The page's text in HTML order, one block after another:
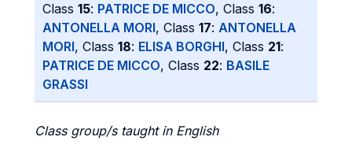
Class 15: PATRICE DE MICCO, Class 16:
ANTONELLA MORI, Class 17: ANTONELLA
MORI, Class 18: ELISA BORGHI, Class 21:
PATRICE DE MICCO, Class 22: BASILE
GRASSI
Class group/s taught in English